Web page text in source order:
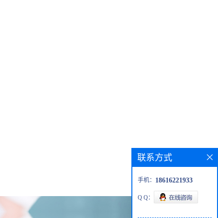
联系方式
手机： 18616221933
Q Q：